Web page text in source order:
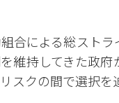
合による総スト
維持してきた政
スクの間で選択を